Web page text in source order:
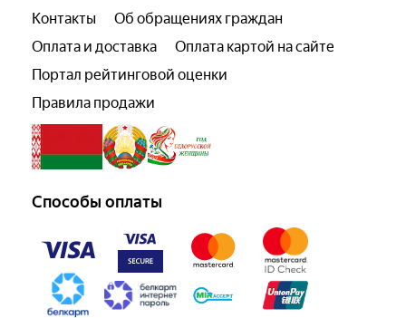
Контакты
Об обращениях граждан
Оплата и доставка
Оплата картой на сайте
Портал рейтинговой оценки
Правила продажи
Способы оплаты